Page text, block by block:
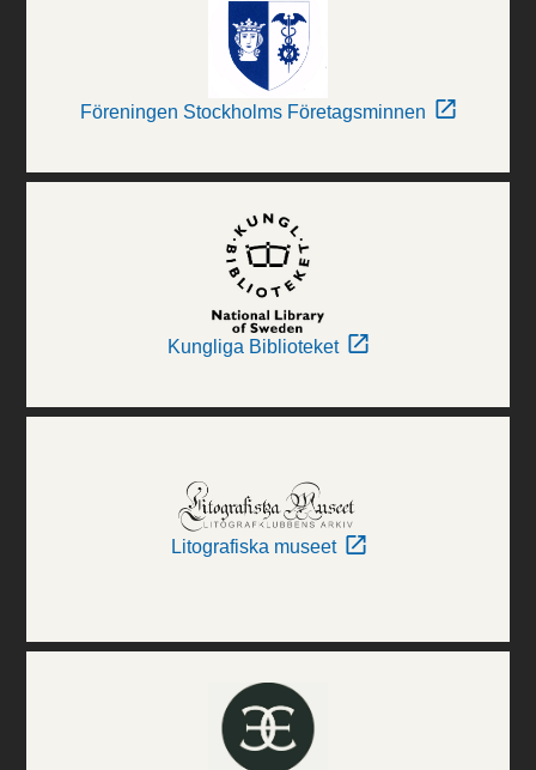
Föreningen Stockholms Företagsminnen
Kungliga Biblioteket
Litografiska museet